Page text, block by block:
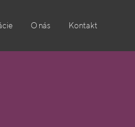
O nás Kontakt